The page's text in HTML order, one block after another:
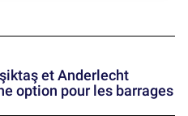
et Anderlecht
option pour les barrages